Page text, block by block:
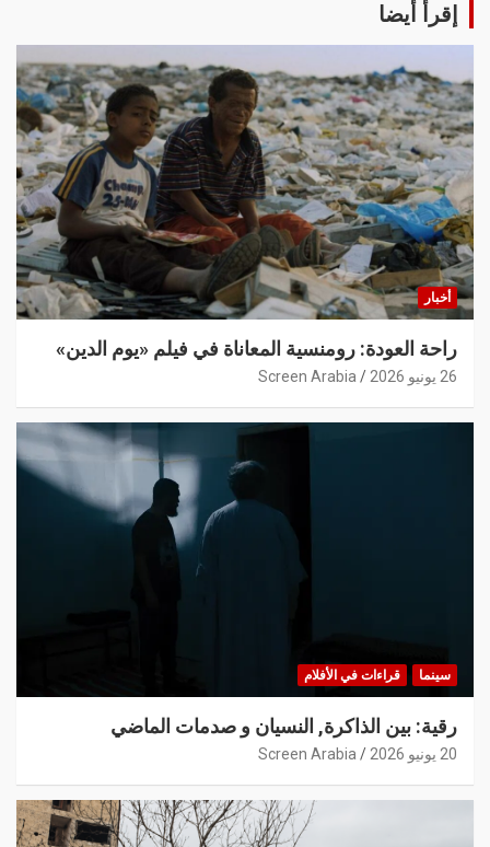
إقرأ أيضا
أخبار
راحة العودة: رومنسية المعاناة في فيلم «يوم الدين»
26 يونيو 2026 Screen Arabia
سينما قراءات في الأفلام
رقية: بين الذاكرة, النسيان و صدمات الماضي
20 يونيو 2026 Screen Arabia